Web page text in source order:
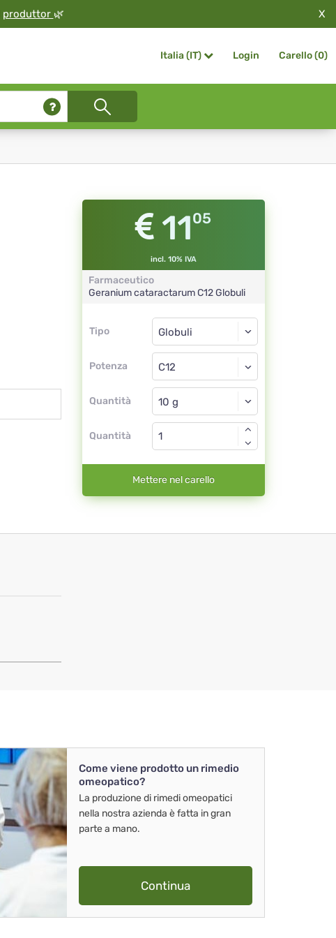
produttor 🌿 X
Italia (IT) Login Carello (0)
1105
incl. 10% IVA
Farmaceutico
Geranium cataractarumC12 Globuli
Tipo
Tipo
Potenza
Globuli
C12
Quantità
Globuli
Quantità
Mettere nel carello
Come viene prodotto un rimedio
omeopatico?
La produzione di rimedi omeopatici
nella nostra azienda è fatta in gran
parte a mano.
Continua